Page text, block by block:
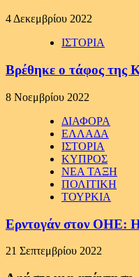
4 Δεκεμβρίου 2022
ΙΣΤΟΡΙΑ
Βρέθηκε ο τάφος της
8 Νοεμβρίου 2022
ΔΙΑΦΟΡΑ
ΕΛΛΑΔΑ
ΙΣΤΟΡΙΑ
ΚΥΠΡΟΣ
ΝΕΑ ΤΑΞΗ
ΠΟΛΙΤΙΚΗ
ΤΟΥΡΚΙΑ
Ερντογάν στον ΟΗΕ: Η
21 Σεπτεμβρίου 2022